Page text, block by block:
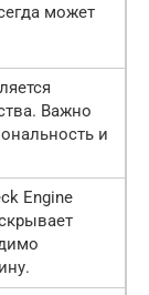
может
Важно
и
Engine